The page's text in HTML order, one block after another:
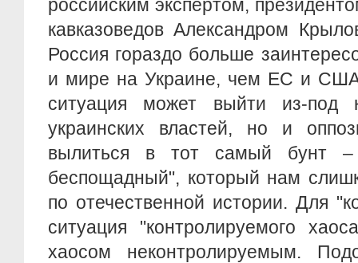
российским экспертом,
кавказоведов Александром
Россия гораздо больше
и мире на Украине, чем ЕС и
ситуация может выйти из-под
украинских властей, но и
вылиться в тот самый бунт
беспощадный", который нам
по отечественной истории. Для
ситуация "контролируемого
хаосом неконтролируемым.